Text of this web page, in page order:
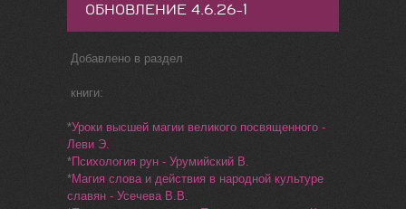
ОБНОВЛЕНИЕ 4.6.26-1
Добавлено в раздел
книги:
*Уроки высшей магии великого посвященного -
Леви Э.
*Психология рун - Урумийский В.
*Магия слова и действия в народной культуре
славян - Усечева В.В.